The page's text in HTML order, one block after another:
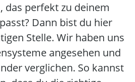
das perfekt zu deinem
Dann bist du hier
Stelle. Wir haben uns
angesehen und
verglichen. So kannst